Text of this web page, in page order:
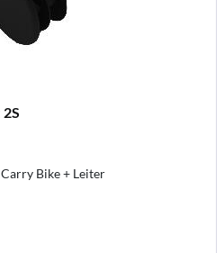
Bike + Leiter